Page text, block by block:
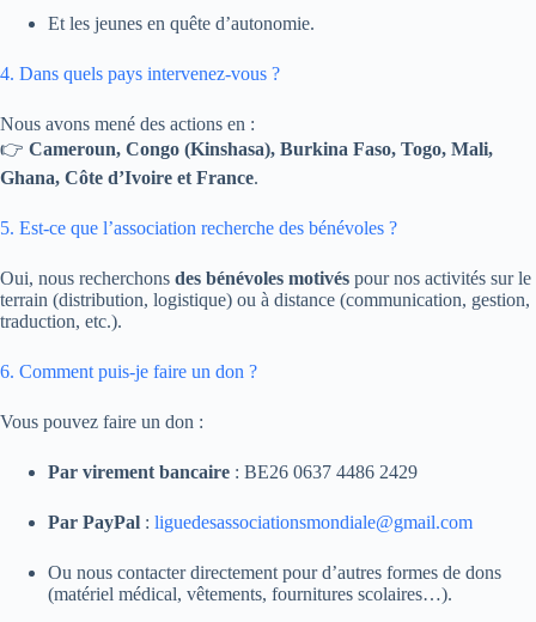
Et les jeunes en quête d’autonomie.
4. Dans quels pays intervenez-vous ?
Nous avons mené des actions en :
👉 Cameroun, Congo (Kinshasa), Burkina Faso, Togo, Mali,
Ghana, Côte d’Ivoire et France.
5. Est-ce que l’association recherche des bénévoles ?
Oui, nous recherchons des bénévoles motivés pour nos activités sur le
terrain (distribution, logistique) ou à distance (communication, gestion,
traduction, etc.).
6. Comment puis-je faire un don ?
Vous pouvez faire un don :
Par virement bancaire : BE26 0637 4486 2429
Par PayPal : liguedesassociationsmondiale@gmail.com
Ou nous contacter directement pour d’autres formes de dons
(matériel médical, vêtements, fournitures scolaires…).